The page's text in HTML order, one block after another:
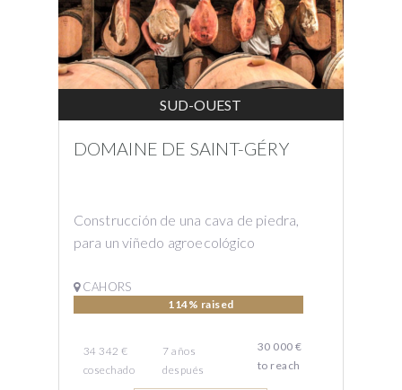
SUD-OUEST
DOMAINE DE SAINT-GÉRY
Construcción de una cava de piedra,
para un viñedo agroecológico
CAHORS
114% raised
34 342 €
cosechado
7 años
después
30 000 €
to reach